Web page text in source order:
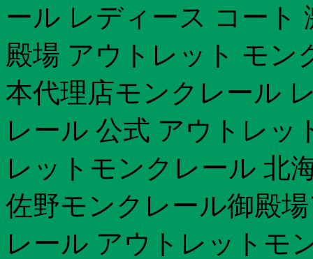
ール レディース コート
殿場 アウトレット モン
本代理店モンクレール
レール 公式 アウトレッ
レットモンクレール 北
佐野モンクレール御殿
レール アウトレットモ